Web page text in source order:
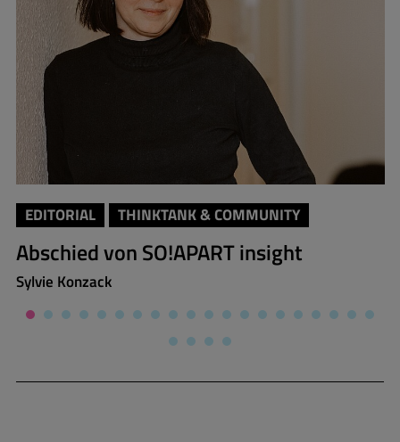
EDITORIAL THINKTANK & COMMUNITY
Abschied von SO!APART insight
Sylvie Konzack